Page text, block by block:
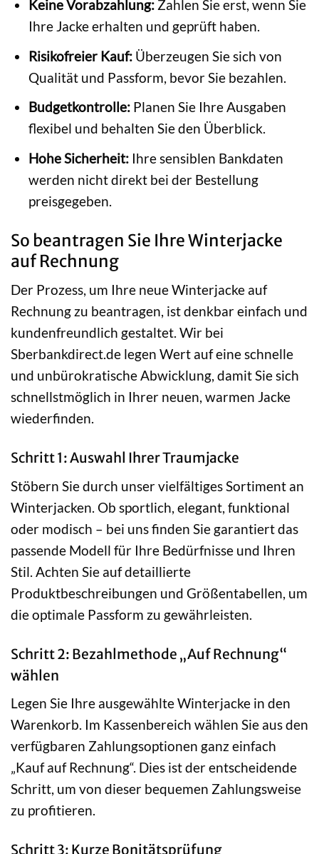
Keine Vorabzahlung:Zahlen Sie erst, wenn Sie
Ihre Jacke erhalten und geprüft haben.
Risikofreier Kauf:Überzeugen Sie sich von
Qualität und Passform, bevor Sie bezahlen.
Budgetkontrolle:Planen Sie Ihre Ausgaben
flexibel und behalten Sie den Überblick.
Hohe Sicherheit:Ihre sensiblen Bankdaten
werden nicht direkt bei der Bestellung
preisgegeben.
So beantragen Sie Ihre Winterjacke
auf Rechnung
Der Prozess, um Ihre neue Winterjacke auf
Rechnung zu beantragen, ist denkbar einfach und
kundenfreundlich gestaltet. Wir bei
Sberbankdirect.de legen Wert auf eine schnelle
und unbürokratische Abwicklung, damit Sie sich
schnellstmöglich in Ihrer neuen, warmen Jacke
wiederfinden.
Schritt 1: Auswahl Ihrer Traumjacke
Stöbern Sie durch unser vielfältiges Sortiment an
Winterjacken. Ob sportlich, elegant, funktional
oder modisch – bei uns finden Sie garantiert das
passende Modell für Ihre Bedürfnisse und Ihren
Stil. Achten Sie auf detaillierte
Produktbeschreibungen und Größentabellen, um
die optimale Passform zu gewährleisten.
Schritt 2: Bezahlmethode „Auf Rechnung“
wählen
Legen Sie Ihre ausgewählte Winterjacke in den
Warenkorb. Im Kassenbereich wählen Sie aus den
verfügbaren Zahlungsoptionen ganz einfach
„Kauf auf Rechnung“. Dies ist der entscheidende
Schritt, um von dieser bequemen Zahlungsweise
zu profitieren.
Schritt 3: Kurze Bonitätsprüfung